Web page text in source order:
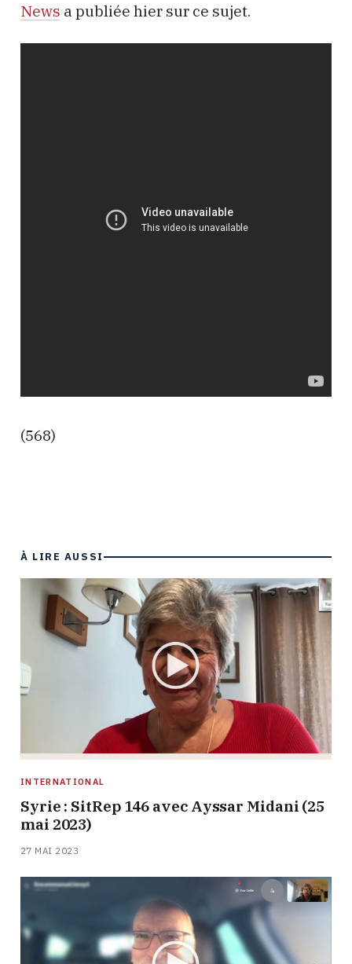
News a publiée hier sur ce sujet.
(568)
À LIRE AUSSI
INTERNATIONAL
Syrie : SitRep 146 avec Ayssar Midani (25
mai 2023)
27 MAI 2023